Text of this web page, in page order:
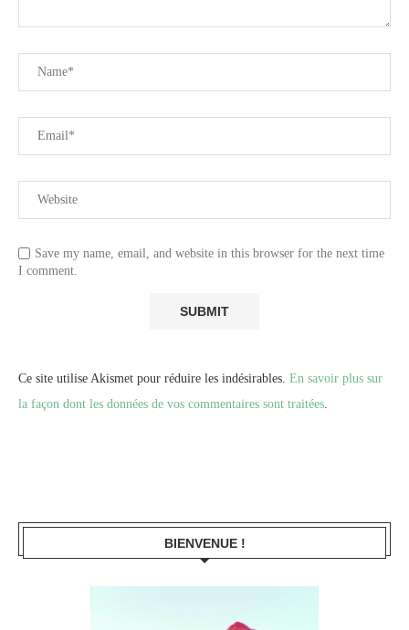
Save my name, email, and website in this browser for the next time
I comment.
Ce site utilise Akismet pour réduire les indésirables. En savoir plus sur
la façon dont les données de vos commentaires sont traitées
BIENVENUE !